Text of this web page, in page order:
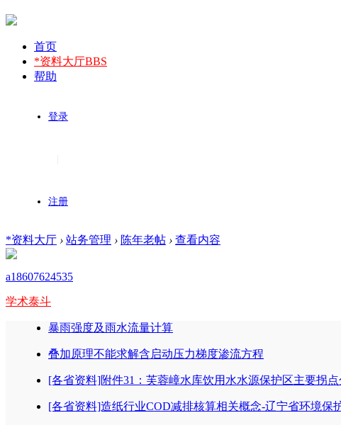
首页
*资料大厅BBS
帮助
登录
注册
*资料大厅 › 站务管理 › 陈年老帖 › 查看内容
a18607624535
学术泰斗
暴雨强度及雨水流量计算
叠加原理不能求解含启动压力梯度渗流方程
[各省资料]附件31：芙蓉嶂水库饮用水水源保护区主要拐
[各省资料]造纸行业COD减排核算相关概念-辽宁省环境保